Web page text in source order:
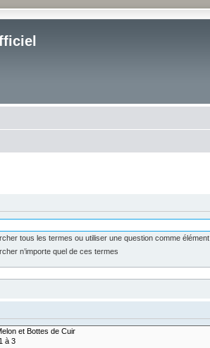
tous les termes ou utiliser une question comme élément
n’importe quel de ces termes